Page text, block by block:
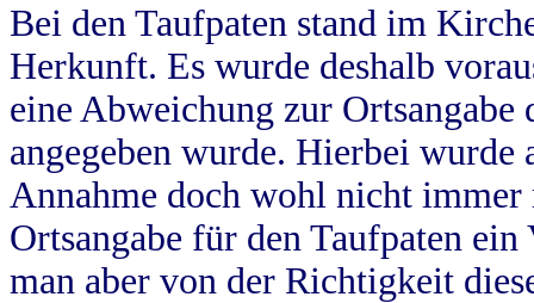
Bei den Taufpaten stand im
Herkunft. Es wurde deshalb
eine Abweichung zur
angegeben wurde. Hierbei wurde
Annahme doch wohl nicht
Ortsangabe für den Taufpaten
man aber von der Richtigkeit